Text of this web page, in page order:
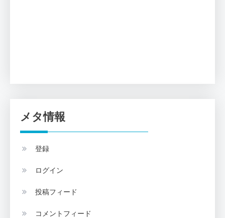
メタ情報
登録
ログイン
投稿フィード
コメントフィード